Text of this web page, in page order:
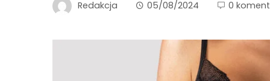
Redakcja 05/08/2024 0